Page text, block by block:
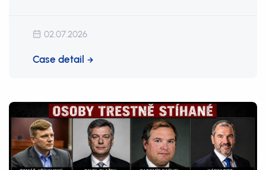
02.07.2026
Case detail